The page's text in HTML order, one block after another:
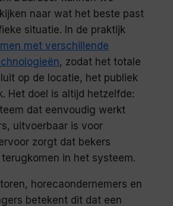
naar wat het beste past
situatie. In de praktijk
met verschillende
, zodat het totale
op de locatie, het publiek
Het doel is altijd hetzelfde:
dat eenvoudig werkt
uitvoerbaar is voor
zorgt dat bekers
in het systeem.
horecaondernemers en
betekent dit dat een